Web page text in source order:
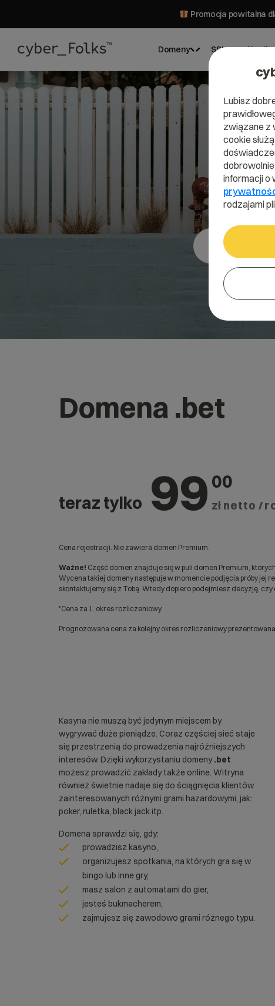
Promocja powitalna
Domeny SSL
Domena .bet
teraz tylko 99 00
zł netto /
Cena rejestracji. Nie zawiera domen Premium.
Ważne! Część domen znajduje się w puli domen Premium,
Wycena takiej domeny następuje w momencie podjęcia próby jej
skontaktujemy się z Tobą. Wtedy dopiero podejmiesz decyzję,
*Cena za 1. okres rozliczeniowy.
Prognozowana cena za kolejny okres rozliczeniowy
Kasyna nie muszą być jedynym miejscem by
wygrywać duże pieniądze. Coraz częściej sieć staje
się przestrzenią do prowadzenia najróżniejszych
interesów. Dzięki wykorzystaniu domeny.bet
możesz prowadzić zakłady także online. Witryna
również świetnie nadaje się do ściągnięcia klientów
zainteresowanych różnymi grami hazardowymi, jak:
poker, ruletka, black jack itp.
Domena sprawdzi się, gdy:
prowadzisz kasyno,
organizujesz spotkania, na których gra się w
bingo lub inne gry,
masz salon z automatami do gier,
jesteś bukmacherem,
zajmujesz się zawodowo grami różnego typu.
Lubisz
związane z
cookie
informacji o
rodzajami